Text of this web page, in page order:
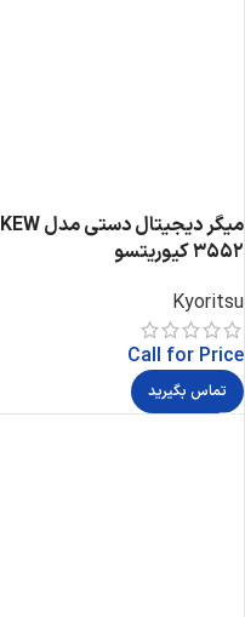
میگر دیجیتال دستی مدل KEW
3552 کیوریتسو
Kyoritsu
Call for Price
تماس بگیرید